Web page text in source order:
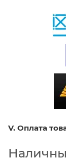
V. Оплата